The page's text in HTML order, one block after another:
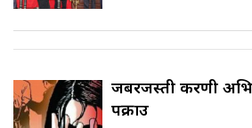
जबरजस्ती करणी
पक्राउ